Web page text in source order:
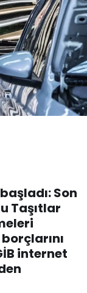
Son
Taşıtlar
internet